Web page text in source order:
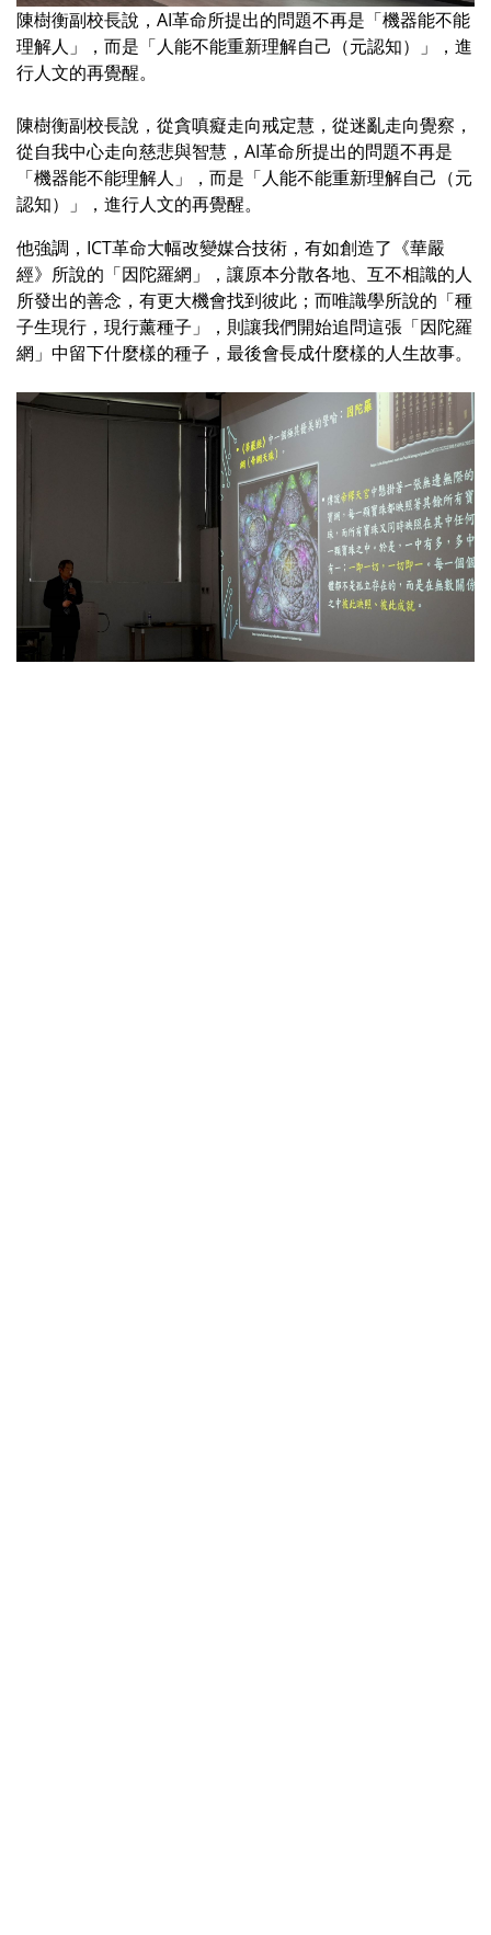
陳樹衡副校長說，AI革命所提出的問題不再是「機器能不能
理解人」，而是「人能不能重新理解自己（元認知）」，進
行人文的再覺醒。
陳樹衡副校長說，從貪嗔癡走向戒定慧，從迷亂走向覺察，
從自我中心走向慈悲與智慧，AI革命所提出的問題不再是
「機器能不能理解人」，而是「人能不能重新理解自己（元
認知）」，進行人文的再覺醒。
他強調，ICT革命大幅改變媒合技術，有如創造了《華嚴
經》所說的「因陀羅網」，讓原本分散各地、互不相識的人
所發出的善念，有更大機會找到彼此；而唯識學所說的「種
子生現行，現行薰種子」，則讓我們開始追問這張「因陀羅
網」中留下什麼樣的種子，最後會長成什麼樣的人生故事。